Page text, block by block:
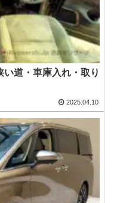
道・車庫入れ・取り
2025.04.10